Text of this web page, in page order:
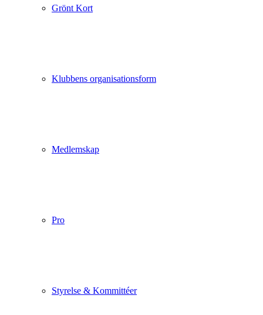
Grönt Kort
Klubbens organisationsform
Medlemskap
Pro
Styrelse & Kommittéer